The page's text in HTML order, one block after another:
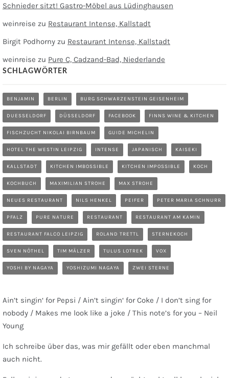
Schnieder sitzt! Gastro-Möbel aus Lüdinghausen
weinreise zu Restaurant Intense, Kallstadt
Birgit Podhorny zu Restaurant Intense, Kallstadt
weinreise zu Pure C, Cadzand-Bad, Niederlande
SCHLAGWÖRTER
BENJAMIN BERLIN BURG SCHWARZENSTEIN GEISENHEIM
DUESSELDORF DÜSSELDORF FACEBOOK FINNS WINE & KITCHEN
FISCHZUCHT NIKOLAI BIRNBAUM GUIDE MICHELIN
HOTEL THE WESTIN LEIPZIG INTENSE JAPANISCH KAISEKI
KALLSTADT KITCHEN IMBOSSIBLE KITCHEN IMPOSSIBLE KOCH
KOCHBUCH MAXIMILIAN STROHE MAX STROHE
NEUES RESTAURANT NILS HENKEL PEIFER PETER MARIA SCHNURR
PFALZ PURE NATURE RESTAURANT RESTAURANT AM KAMIN
RESTAURANT FALCO LEIPZIG ROLAND TRETTL STERNEKOCH
SVEN NÖTHEL TIM MÄLZER TULUS LOTREK VOX
YOSHI BY NAGAYA YOSHIZUMI NAGAYA ZWEI STERNE
Ain’t singin‘ for Pepsi / Ain’t singin‘ for Coke / I don’t sing for
nobody / Makes me look like a joke / This note’s for you – Neil
Young
Ich schreibe über das, was mir gefällt oder eben manchmal
auch nicht.